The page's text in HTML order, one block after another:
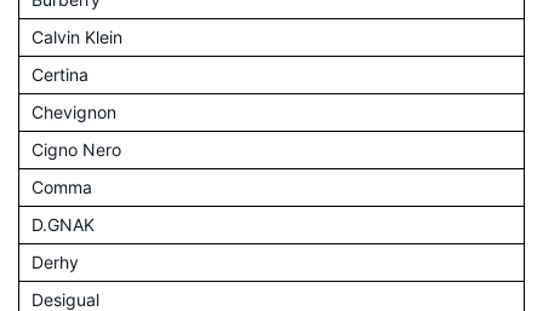
Calvin Klein
Certina
Chevignon
Cigno Nero
Comma
D.GNAK
Derhy
Desigual